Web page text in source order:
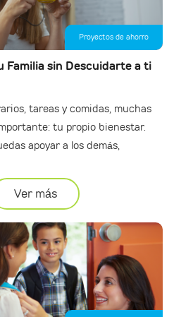
Proyectos de ahorro
Familia sin Descuidarte a ti
tareas y comidas, muchas
tu propio bienestar.
apoyar a los demás,
Ver más